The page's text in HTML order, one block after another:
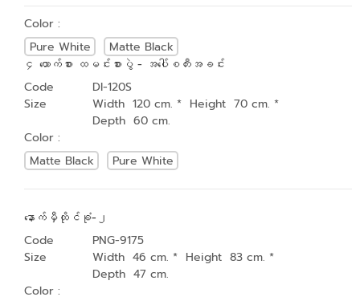
Color :
Pure White
Matte Black
၄ ယောက်စား ထမင်းစားပွဲ - အပေါ်စတီးအခင်း
Code
DI-120S
Size
Width 120 cm. * Height 70 cm. *
Depth 60 cm.
Color :
Matte Black
Pure White
နောက်မှီထိုင်ခုံ-၂
Code
PNG-9175
Size
Width 46 cm. * Height 83 cm. *
Depth 47 cm.
Color :